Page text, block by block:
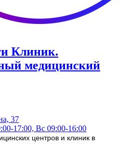
Клиник.
медицинский
37
17:00, Вс 09:00-16:00
центров и клиник в